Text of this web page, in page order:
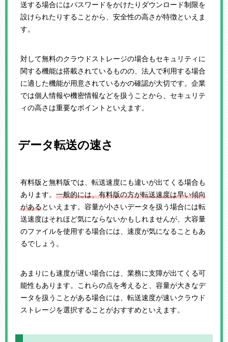
送する場合にはパスワードをかけたりダウンロード制限を
設けられたりすることから、安全性の高さが特徴といえま
す。
対して無料のクラウドストレージの場合もセキュリティに
関する機能は搭載されているものの、法人で利用する場合
に適した機能が用意されているかの確認が大切です。企業
では個人情報や機密情報などを扱うことから、セキュリテ
ィの高さは重要なポイントといえます。
データ転送の速さ
有料版と無料版では、転送速度にも違いが出てくる場合も
あります。 一般的には、有料版の方が転送速度は早い傾向
があるといえます。容量が小さいデータを扱う場合には転
送速度はそれほど気にならないかもしれませんが、大容量
のファイルを使用する場合には、速度が気になることもあ
るでしょう。
あまりにも速度が遅い場合には、業務に支障が出てくる可
能性もあります。これらの点を考えると、容量が大きなデ
ータを扱うことがある場合には、転送速度が速いクラウド
ストレージを選択することがおすすめといえます。